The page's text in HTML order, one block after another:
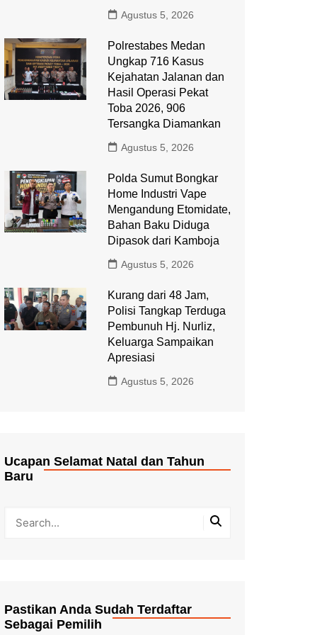
Agustus 5, 2026
Polrestabes Medan
Ungkap 716 Kasus
Kejahatan Jalanan dan
Hasil Operasi Pekat
Toba 2026, 906
Tersangka Diamankan
Agustus 5, 2026
Polda Sumut Bongkar
Home Industri Vape
Mengandung Etomidate,
Bahan Baku Diduga
Dipasok dari Kamboja
Agustus 5, 2026
Kurang dari 48 Jam,
Polisi Tangkap Terduga
Pembunuh Hj. Nurliz,
Keluarga Sampaikan
Apresiasi
Agustus 5, 2026
Ucapan Selamat Natal dan Tahun
Baru
Pastikan Anda Sudah Terdaftar
Sebagai Pemilih